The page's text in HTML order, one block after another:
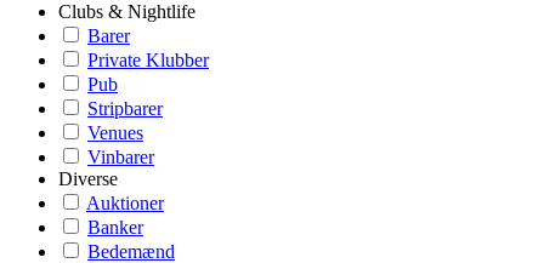
Clubs & Nightlife
Barer
Private Klubber
Pub
Stripbarer
Venues
Vinbarer
Diverse
Auktioner
Banker
Bedemænd